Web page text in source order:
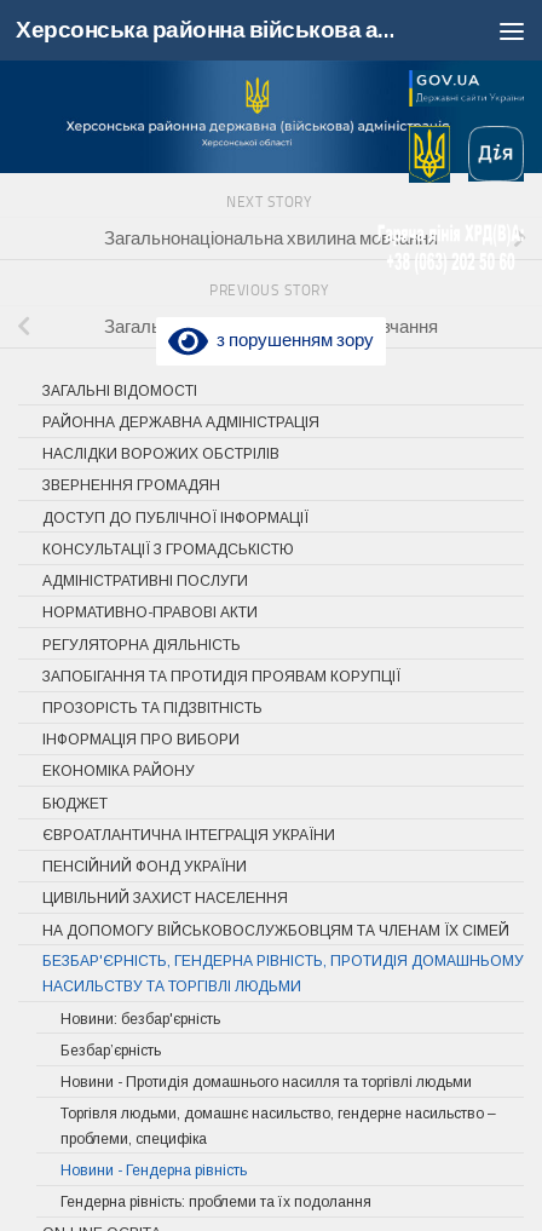
Skip to content Херсонська районна військова адміністрація, Херсонська область
з порушенням зору
NEXT STORY
Загальнонаціональна хвилина мовчання
PREVIOUS STORY
Загальнонаціональна хвилина мовчання
ЗАГАЛЬНІ ВІДОМОСТІ
РАЙОННА ДЕРЖАВНА АДМІНІСТРАЦІЯ
НАСЛІДКИ ВОРОЖИХ ОБСТРІЛІВ
ЗВЕРНЕННЯ ГРОМАДЯН
ДОСТУП ДО ПУБЛІЧНОЇ ІНФОРМАЦІЇ
КОНСУЛЬТАЦІЇ З ГРОМАДСЬКІСТЮ
АДМІНІСТРАТИВНІ ПОСЛУГИ
НОРМАТИВНО-ПРАВОВІ АКТИ
РЕГУЛЯТОРНА ДІЯЛЬНІСТЬ
ЗАПОБІГАННЯ ТА ПРОТИДІЯ ПРОЯВАМ КОРУПЦІЇ
ПРОЗОРІСТЬ ТА ПІДЗВІТНІСТЬ
ІНФОРМАЦІЯ ПРО ВИБОРИ
ЕКОНОМІКА РАЙОНУ
БЮДЖЕТ
ЄВРОАТЛАНТИЧНА ІНТЕГРАЦІЯ УКРАЇНИ
ПЕНСІЙНИЙ ФОНД УКРАЇНИ
ЦИВІЛЬНИЙ ЗАХИСТ НАСЕЛЕННЯ
НА ДОПОМОГУ ВІЙСЬКОВОСЛУЖБОВЦЯМ ТА ЧЛЕНАМ ЇХ СІМЕЙ
БЕЗБАР'ЄРНІСТЬ, ГЕНДЕРНА РІВНІСТЬ, ПРОТИДІЯ ДОМАШНЬОМУ
НАСИЛЬСТВУ ТА ТОРГІВЛІ ЛЮДЬМИ
Новини: безбар'єрність
Безбар’єрність
Новини - Протидія домашнього насилля та торгівлі людьми
Торгівля людьми, домашнє насильство, гендерне насильство –
проблеми, специфіка
Новини - Гендерна рівність
Гендерна рівність: проблеми та їх подолання